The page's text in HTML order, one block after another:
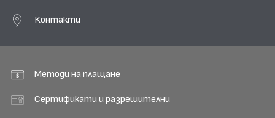
Контакти
Методи на плащане
Сертификати и разрешителни